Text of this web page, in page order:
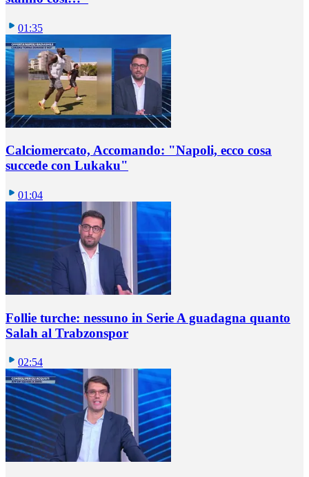
01:35
Calciomercato, Accomando: "Napoli, ecco cosa
succede con Lukaku"
01:04
Follie turche: nessuno in Serie A guadagna quanto
Salah al Trabzonspor
02:54